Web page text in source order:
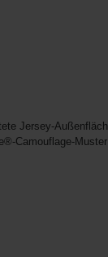
Jersey-
Camouflage-Muster